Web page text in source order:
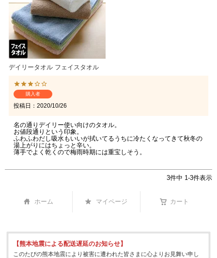
デイリータオル フェイスタオル
購入者
投稿日 2020/10/26
名の通りデイリー使い向けのタオル。
お値段通りという印象。
ふわふわだし吸水もいいが拭いてるうちに冷たくなってきて秋冬の
湯上がりにはちょっと辛い。
薄手でよく乾くので梅雨時期には重宝しそう。
3件中 1-3件表示
ホーム マイページ カート
【熊本地震による配送遅延のお知らせ】
このたびの熊本地震により被害に遭われた皆さまに心よりお見舞い申し